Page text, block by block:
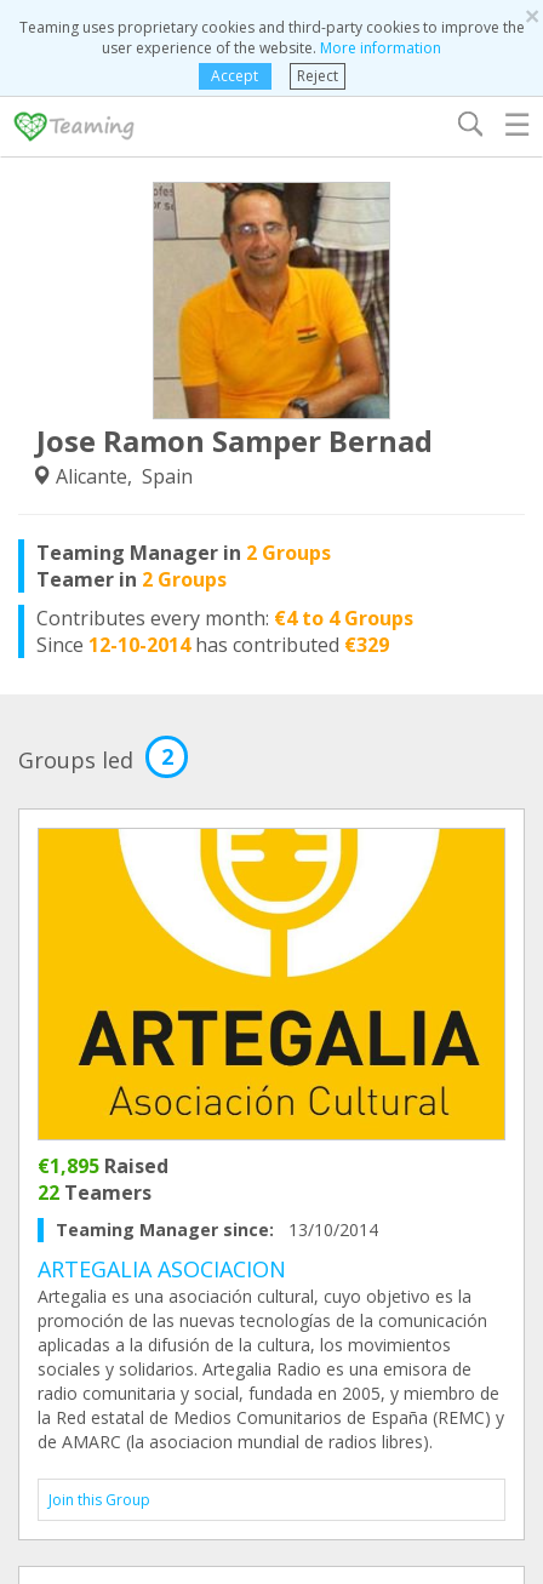
×
Teaming uses proprietary cookies and third-party cookies to improve the
user experience of the website. More information
Accept
Reject
☰
Jose Ramon Samper Bernad
Alicante, Spain
Teaming Manager in 2 Groups
Teamer in 2 Groups
Contributes every month: €4 to 4 Groups
Since 12-10-2014 has contributed €329
Groups led 2
€1,895 Raised
22 Teamers
Teaming Manager since: 13/10/2014
ARTEGALIA ASOCIACION
Artegalia es una asociación cultural, cuyo objetivo es la
promoción de las nuevas tecnologías de la comunicación
aplicadas a la difusión de la cultura, los movimientos
sociales y solidarios. Artegalia Radio es una emisora de
radio comunitaria y social, fundada en 2005, y miembro de
la Red estatal de Medios Comunitarios de España (REMC) y
de AMARC (la asociacion mundial de radios libres).
Join this Group